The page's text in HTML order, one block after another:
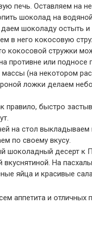
печь. Оставляем на
шоколад на
шоколаду остыть и
в него кокосовую
кокосовой стружки
противне или
(на некотором
ложки делаем
правило, быстро
на стол
по своему вкусу.
шоколадный десерт к
вкуснятиной. На
яйца и красивые
аппетита и отличных